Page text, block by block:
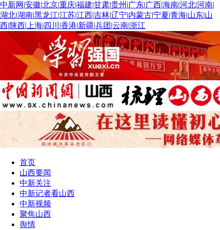
中新网 |安徽|北京|重庆|福建|甘肃|贵州 |广东|广西|海南|河北|河南|
湖北|湖南|黑龙江|江苏|江西|吉林|辽宁|内蒙古|宁夏|青海|山东|山
西|陕西| 上海| 四川 |香港|新疆|兵团 |云南|浙江
首页
山西要闻
中新关注
中新记者看山西
中新视频
聚焦山西
舆情